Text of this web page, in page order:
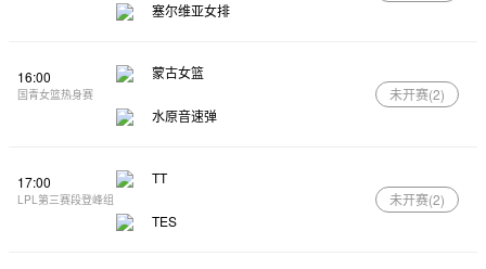
塞尔维亚女排
16:00
国青女篮热身赛
蒙古女篮
水原音速弹
未开赛(2)
17:00
LPL第三赛段登峰组
TT
TES
未开赛(2)